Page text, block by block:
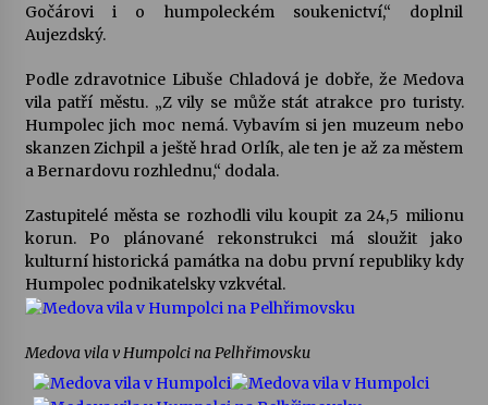
Vysočinka
Ozvěny prázdnin
14. 7. 2026
Za kulturou kousek za Humpolec. V Želivě ožije
odkaz Josefa Čapka
13. 7. 2026
Varhanní recitál Michala Novenka v Klášteře
3. 7. 2026
Gočárovi i o humpoleckém soukenictví,“ doplnil
Aujezdský.
Podle zdravotnice Libuše Chladová je dobře, že Medova
vila patří městu. „Z vily se může stát atrakce pro turisty.
Humpolec jich moc nemá. Vybavím si jen muzeum nebo
skanzen Zichpil a ještě hrad Orlík, ale ten je až za městem
a Bernardovu rozhlednu,“ dodala.
Zastupitelé města se rozhodli vilu koupit za 24,5 milionu
korun. Po plánované rekonstrukci má sloužit jako
kulturní historická památka na dobu první republiky kdy
Humpolec podnikatelsky vzkvétal.
Medova vila v Humpolci na Pelhřimovsku